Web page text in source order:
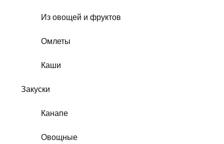
Из овощей и фруктов
Омлеты
Каши
Закуски
Канапе
Овощные